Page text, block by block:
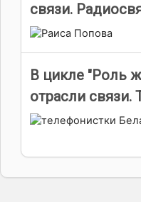
связи.
В цикле "Роль
отрасли связи.